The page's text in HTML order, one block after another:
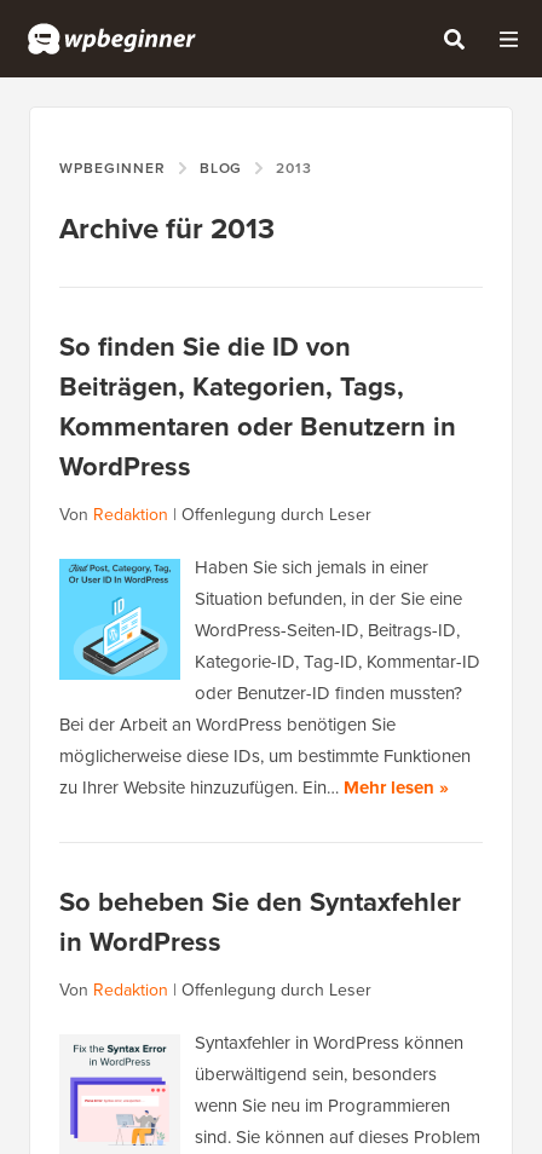
WPBEGINNER BLOG 2013
Archive für 2013
So finden Sie die ID von
Beiträgen, Kategorien, Tags,
Kommentaren oder Benutzern in
WordPress
Von Redaktion | Offenlegung durch Leser
Haben Sie sich jemals in einer
Situation befunden, in der Sie eine
WordPress-Seiten-ID, Beitrags-ID,
Kategorie-ID, Tag-ID, Kommentar-ID
oder Benutzer-ID finden mussten?
Bei der Arbeit an WordPress benötigen Sie
möglicherweise diese IDs, um bestimmte Funktionen
zu Ihrer Website hinzuzufügen. Ein… Mehr lesen »
So beheben Sie den Syntaxfehler
in WordPress
Von Redaktion | Offenlegung durch Leser
Syntaxfehler in WordPress können
überwältigend sein, besonders
wenn Sie neu im Programmieren
sind. Sie können auf dieses Problem